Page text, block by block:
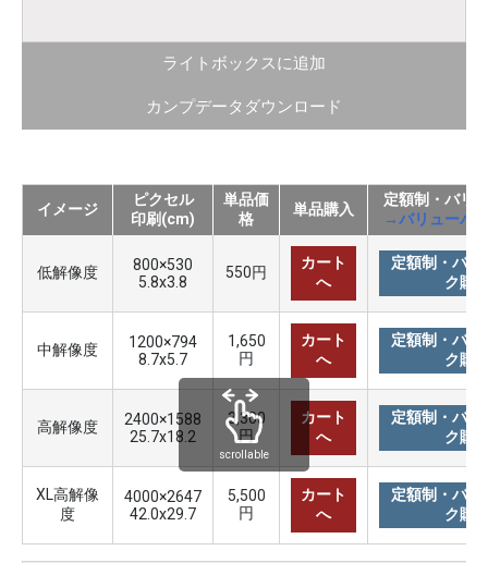
ライトボックスに追加
カンプデータダウンロード
イメージ
ピクセル
印刷(cm)
単品価
格
単品購入
定額制・バリ
→バリューパ
低解像度
800×530
5.8x3.8
550円
カート
へ
定額制・バリ
ク購
中解像度
1200×794
8.7x5.7
1,650
円
カート
へ
定額制・バリ
ク購
高解像度
2400×1588
25.7x18.2
3,300
円
カート
へ
定額制・バリ
ク購
XL高解像
度
4000×2647
42.0x29.7
5,500
円
カート
へ
定額制・バリ
ク購
scrollable